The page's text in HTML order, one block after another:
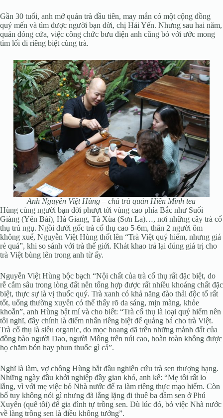
Gần 30 tuổi, anh mở quán trà đầu tiên, may mắn có một cộng đồng
quý mến và tìm được người bạn đời, chị Hải Yến. Nhưng sau hai năm,
quán đóng cửa, việc công chức bưu điện anh cũng bỏ với ước mong
tìm lối đi riêng biệt cùng trà.
Anh Nguyễn Việt Hùng – chủ trà quán Hiền Minh tea
Hùng cùng người bạn đời phượt tới vùng cao phía Bắc như Suối
Giàng (Yên Bái), Hà Giang, Tà Xùa (Sơn La)…, nơi những cây trà cổ
thụ trú ngụ. Ngồi dưới gốc trà cổ thụ cao 5-6m, thân 2 người ôm
không xuể, Nguyễn Việt Hùng thốt lên “Trà Việt quý hiếm, nhưng giá
rẻ quá”, khi so sánh với trà thế giới. Khát khao trả lại đúng giá trị cho
trà Việt bùng lên trong anh từ ấy.
Nguyễn Việt Hùng bộc bạch “Nội chất của trà cổ thụ rất đặc biệt, do
rễ cắm sâu trong lòng đất nên tổng hợp được rất nhiều khoáng chất đặc
biệt, thực sự là vị thuốc quý. Trà xanh có khả năng đào thải độc tố rất
tốt, uống thường xuyên có thể thấy rõ da sáng, mịn màng, khỏe
khoắn”, anh Hùng bật mí và cho biết: “Trà cổ thụ là loại quý hiếm nên
tôi nghĩ, đây chính là điểm nhấn riêng biệt để quảng bá cho trà Việt.
Trà cổ thụ là siêu organic, do mọc hoang dã trên những mảnh đất của
đồng bào người Dao, người Mông trên núi cao, hoàn toàn không được
họ chăm bón hay phun thuốc gì cả”.
Nghĩ là làm, vợ chồng Hùng bắt đầu nghiên cứu trà sen thượng hạng.
Những ngày đầu khởi nghiệp đầy gian khó, anh kể: “Mẹ tôi rất lo
lắng, vì với mẹ việc bỏ Nhà nước để ra làm riêng thực mạo hiểm. Còn
bố tuy không nói gì nhưng đã lẳng lặng đi thuê ba đầm sen ở Phú
Xuyên (quê tôi) để gia đình tự trồng sen. Dù lúc đó, bỏ việc Nhà nước
về làng trồng sen là điều không tưởng”.